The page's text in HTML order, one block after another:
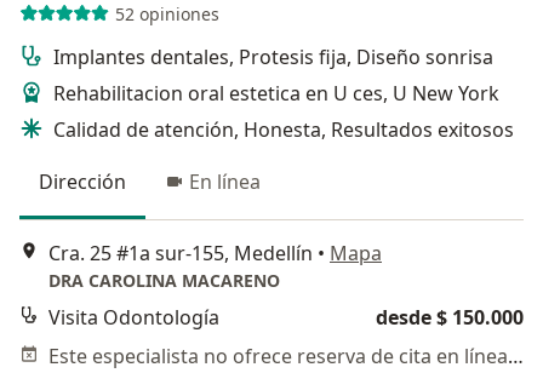
52 opiniones
Implantes dentales, Protesis fija, Diseño sonrisa
Rehabilitacion oral estetica en U ces, U New York
Calidad de atención, Honesta, Resultados exitosos
Dirección
En línea
Cra. 25 #1a sur-155, Medellín • Mapa
DRA CAROLINA MACARENO
Visita Odontología
desde $ 150.000
Este especialista no ofrece reserva de cita en línea en esta dirección.